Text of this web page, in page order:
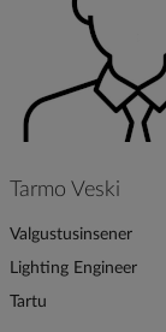
Tarmo Veski
Valgustusinsener
Lighting Engineer
Tartu